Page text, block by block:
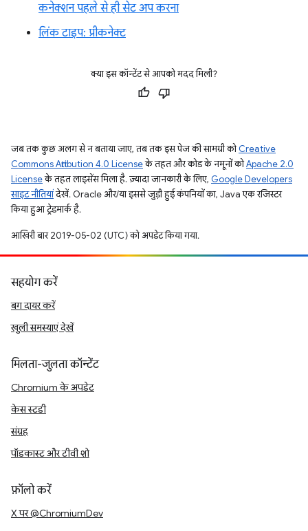
कनेक्शन पहले से ही सेट अप करना
लिंक टाइप: प्रीकनेक्ट
क्या इस कॉन्टेंट से आपको मदद मिली?
जब तक कुछ अलग से न बताया जाए, तब तक इस पेज की सामग्री कोCreative
Commons Attribution 4.0 Licenseके तहत और कोड के नमूनों कोApache 2.0
Licenseके तहत लाइसेंस मिला है. ज़्यादा जानकारी के लिए, Google Developers
साइट नीतियांदेखें. Oracle और/या इससे जुड़ी हुई कंपनियों का, Java एक रजिस्टर
किया हुआ ट्रेडमार्क है.
आखिरी बार 2019-05-02 (UTC) को अपडेट किया गया.
सहयोग करें
बग दायर करें
खुली समस्याएं देखें
मिलता-जुलता कॉन्टेंट
Chromium के अपडेट
केस स्टडी
संग्रह
पॉडकास्ट और टीवी शो
फ़ॉलो करें
X पर @ChromiumDev